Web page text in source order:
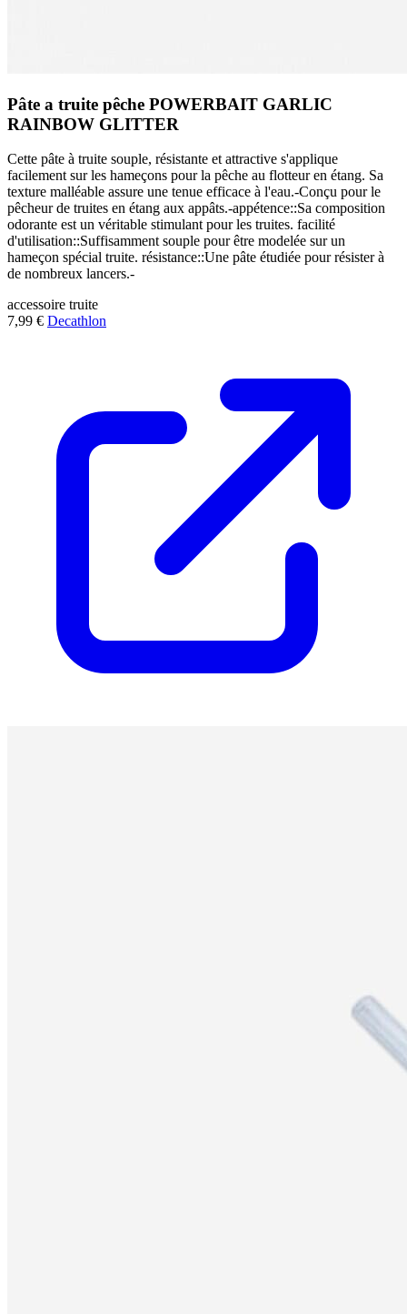
Pâte a truite pêche POWERBAIT GARLIC
RAINBOW GLITTER
Cette pâte à truite souple, résistante et attractive s'applique
facilement sur les hameçons pour la pêche au flotteur en étang. Sa
texture malléable assure une tenue efficace à l'eau.-Conçu pour le
pêcheur de truites en étang aux appâts.-appétence::Sa composition
odorante est un véritable stimulant pour les truites. facilité
d'utilisation::Suffisamment souple pour être modelée sur un
hameçon spécial truite. résistance::Une pâte étudiée pour résister à
de nombreux lancers.-
accessoire truite
7,99 € Decathlon